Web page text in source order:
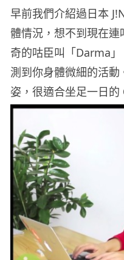
早前我們介紹過日本
體情況，想不到現在
奇的咕臣叫「Darma
測到你身體微細的活
姿，很適合坐足一日的